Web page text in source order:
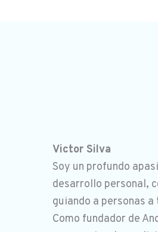
Victor Silva
Soy un profundo
desarrollo personal,
guiando a personas
Como fundador de